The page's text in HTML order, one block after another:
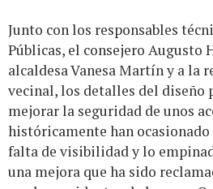
Junto con los responsables
Públicas, el consejero Augusto
alcaldesa Vanesa Martín y a la
vecinal, los detalles del diseño
mejorar la seguridad de unos
históricamente han
falta de visibilidad y lo
una mejora que ha sido